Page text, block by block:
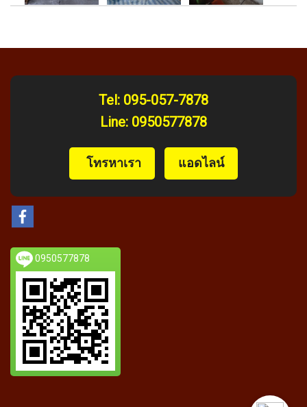
Tel: 095-057-7878
Line: 0950577878
️ โทรหาเรา แอดไลน์
0950577878